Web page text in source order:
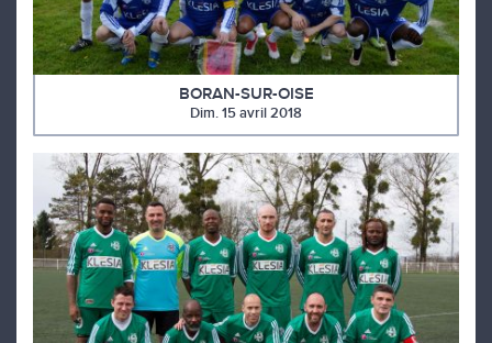
BORAN-SUR-OISE
Dim. 15 avril 2018